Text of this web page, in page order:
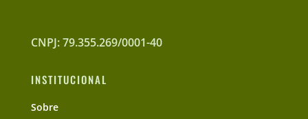
CNPJ: 79.355.269/0001-40
INSTITUCIONAL
Sobre